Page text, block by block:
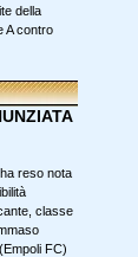
della
A contro
reso nota
classe
FC)